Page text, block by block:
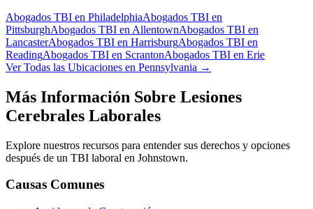
Abogados TBI en PhiladelphiaAbogados TBI en
PittsburghAbogados TBI en AllentownAbogados TBI en
LancasterAbogados TBI en HarrisburgAbogados TBI en
ReadingAbogados TBI en ScrantonAbogados TBI en Erie
Ver Todas las Ubicaciones en Pennsylvania →
Más Información Sobre Lesiones
Cerebrales Laborales
Explore nuestros recursos para entender sus derechos y opciones
después de un TBI laboral en Johnstown.
Causas Comunes